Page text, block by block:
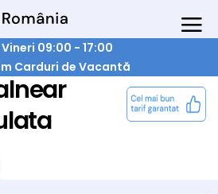
09:00 - 17:00
Carduri de Vacantă